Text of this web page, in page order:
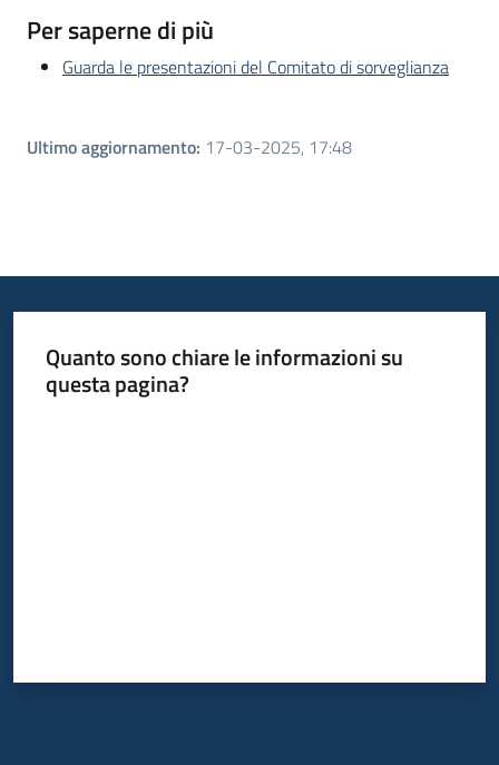
Per saperne di più
Guarda le presentazioni del Comitato di sorveglianza
Ultimo aggiornamento: 17-03-2025, 17:48
Quanto sono chiare le informazioni su
questa pagina?